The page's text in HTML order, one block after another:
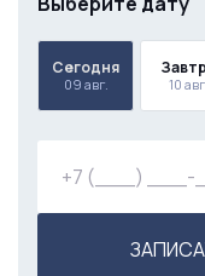
Сегодня
09 авг. 10